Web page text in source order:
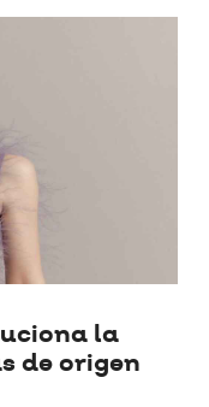
la
de origen